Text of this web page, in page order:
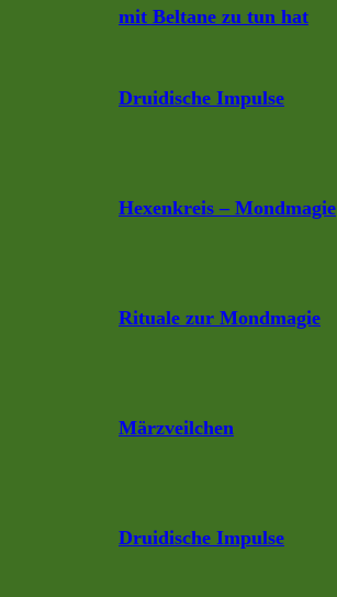
mit Beltane zu tun hat
Druidische Impulse
Hexenkreis – Mondmagie
Rituale zur Mondmagie
Märzveilchen
Druidische Impulse